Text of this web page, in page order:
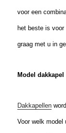
voor een
het beste is
graag met u in
Model dakkapel
Dakkapellen
Voor welk